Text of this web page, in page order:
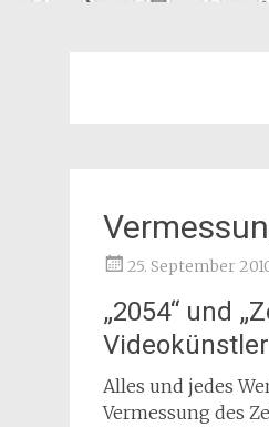
25. September
„2054“ und
Alles und jedes
Vermessung des